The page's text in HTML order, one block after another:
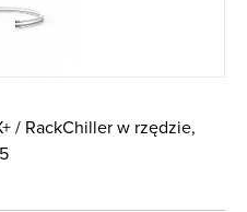
/ RackChiller w rzędzie,